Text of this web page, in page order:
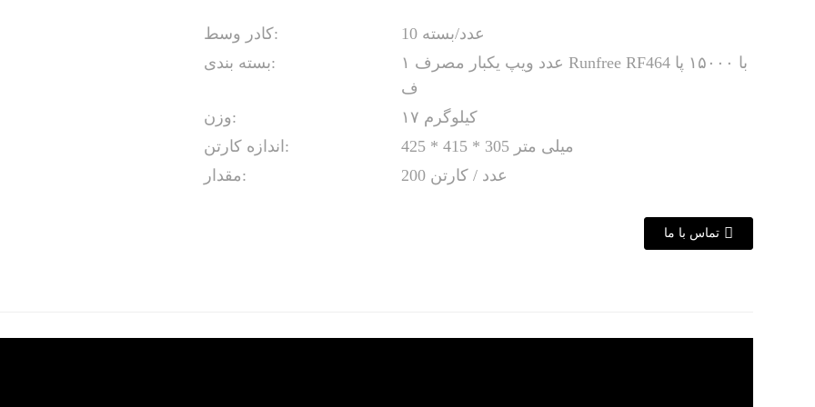
کادر وسط:
10 عدد/بسته
بسته بندی:
۱ عدد ویپ یکبار مصرف Runfree RF464 با ۱۵۰۰۰ پا
ف
وزن:
۱۷ کیلوگرم
اندازه کارتن:
425 * 415 * 305 میلی متر
مقدار:
200 عدد / کارتن
تماس با ما